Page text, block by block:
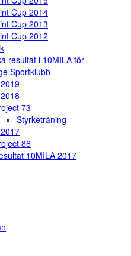
Cup 2014
Cup 2013
Cup 2012
resultat i 10MILA för
Sportklubb
73
Styrketräning
86
10MILA 2017